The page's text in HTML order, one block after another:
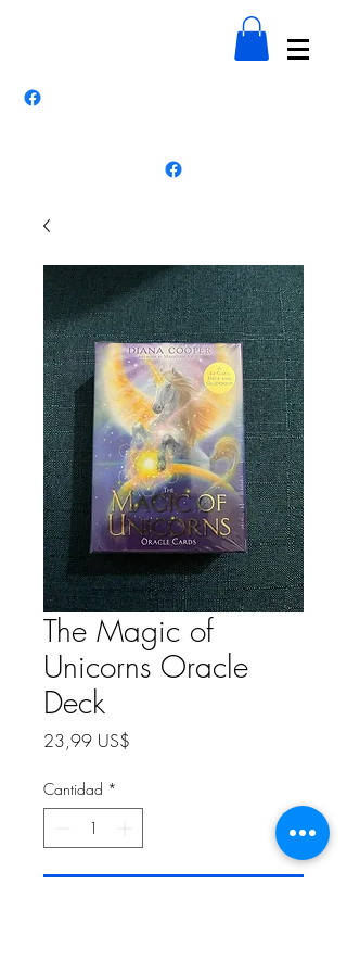
The Magic of
Unicorns Oracle
Deck
23,99 US$
Cantidad *